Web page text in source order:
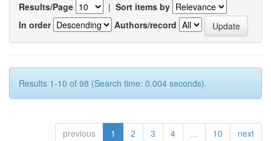
Results/Page | Sort items by
In order
Authors/record
Results 1-10 of 98 (Search time: 0.004 seconds).
previous 1 2 3 4 ... 10 next